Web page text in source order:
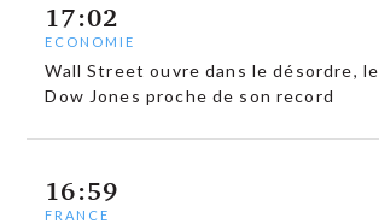
17:02
ECONOMIE
Wall Street ouvre dans le désordre, le
Dow Jones proche de son record
16:59
FRANCE